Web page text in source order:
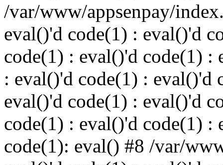
/var/www/appsenpay/
eval()'d code(1) : eval()'d
code(1) : eval()'d code(1) :
: eval()'d code(1) : eval()'d
eval()'d code(1) : eval()'d
code(1) : eval()'d code(1) :
code(1): eval() #8 /var/